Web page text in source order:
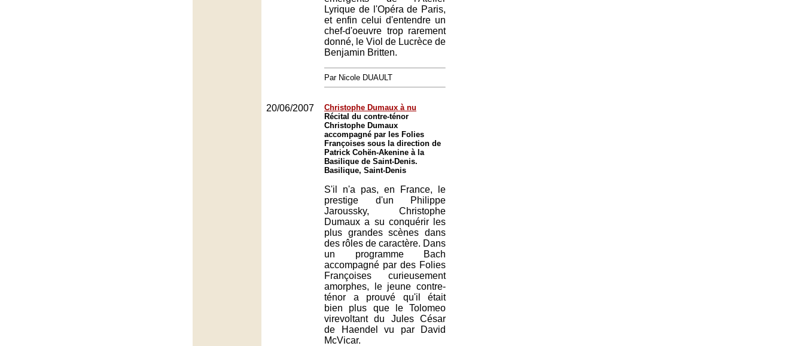
Lyrique de l'Opéra de Paris,
et enfin celui d'entendre un
chef-d'oeuvre trop rarement
donné, le Viol de Lucrèce de
Benjamin Britten.
Par Nicole DUAULT
20/06/2007
Christophe Dumaux à nu
Récital du contre-ténor
Christophe Dumaux
accompagné par les Folies
Françoises sous la direction de
Patrick Cohën-Akenine à la
Basilique de Saint-Denis.
Basilique, Saint-Denis
S'il n'a pas, en France, le
prestige d'un Philippe
Jaroussky, Christophe
Dumaux a su conquérir les
plus grandes scènes dans
des rôles de caractère. Dans
un programme Bach
accompagné par des Folies
Françoises curieusement
amorphes, le jeune contre-
ténor a prouvé qu'il était
bien plus que le Tolomeo
virevoltant du Jules César
de Haendel vu par David
McVicar.